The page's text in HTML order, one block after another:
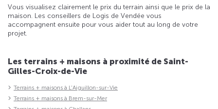
Vous visualisez clairement le prix du terrain ainsi que le prix de la
maison. Les conseillers de Logis de Vendée vous
accompagnent ensuite pour vous aider tout au long de votre
projet.
Les terrains + maisons à proximité de Saint-
Gilles-Croix-de-Vie
Terrains + maisons à L'Aiguillon-sur-Vie
Terrains + maisons à Brem-sur-Mer